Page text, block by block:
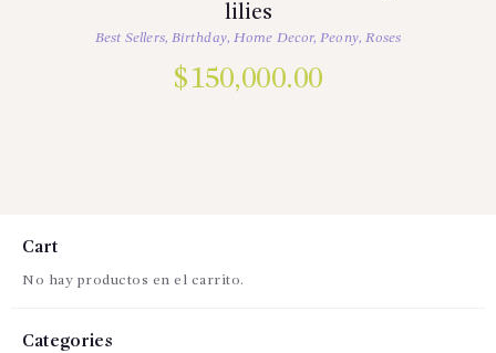
lilies
Best Sellers, Birthday, Home Decor,Peony, Roses
$150,000.00
Cart
No hay productos en el carrito.
Categories